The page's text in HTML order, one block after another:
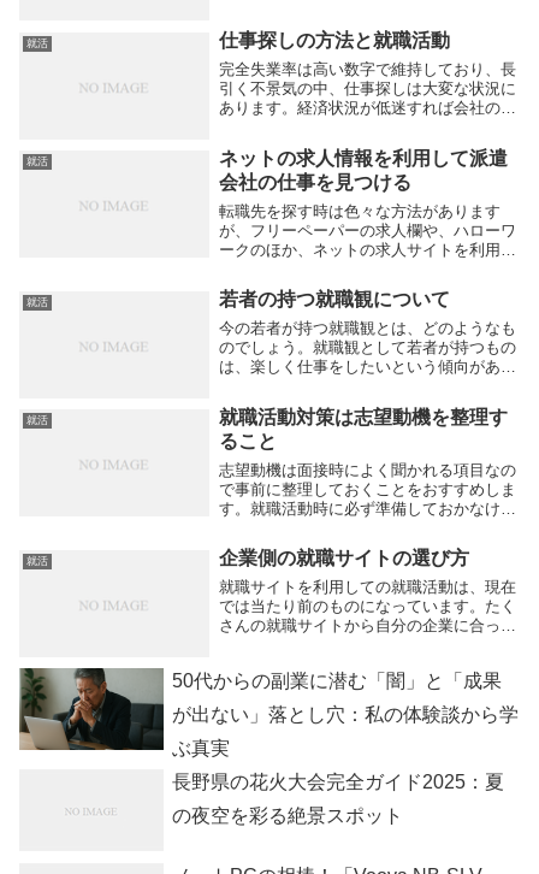
んのサイトの中からどれを利用したら良い
か迷ってしまう人も多いようですが、ひと
つではなく複...
就活 仕事探しの方法と就職活動
完全失業率は高い数字で維持しており、長
引く不景気の中、仕事探しは大変な状況に
あります。経済状況が低迷すれば会社の業
が減ってしまうのは当たり前です。多少忙
しくなったとしても、先行きが分からない
為、人を採用...
就活
ネットの求人情報を利用して派遣
会社の仕事を見つける
転職先を探す時は色々な方法があります
が、フリーペーパーの求人欄や、ハローワ
ークのほか、ネットの求人サイトを利用す
しているために、派遣社員としての仕事を
求める人も珍しくありません。派遣会社は
希望の仕事を登...
就活 若者の持つ就職観について
今の若者が持つ就職観とは、どのようなも
のでしょう。就職観として若者が持つもの
は、楽しく仕事をしたいという傾向がある
も大事にしたいという就職観を持つ若い人
も、多いと言われています。働くことで、
社会に役立ち...
就活
就職活動対策は志望動機を整理す
ること
志望動機は面接時によく聞かれる項目なの
で事前に整理しておくことをおすすめしま
す。就職活動時に必ず準備しておかなけれ
ります。面接の際に高い確率で質問される
のが志望動機なので、前もって答える内容
を確認してお...
就活 企業側の就職サイトの選び方
就職サイトを利用しての就職活動は、現在
では当たり前のものになっています。たく
さんの就職サイトから自分の企業に合った
してみると基本的な機能はそれほど変わり
ません。大手...
50代からの副業に潜む「闇」と「成果
が出ない」落とし穴：私の体験談から学
ぶ真実
長野県の花火大会完全ガイド2025：夏
の夜空を彩る絶景スポット